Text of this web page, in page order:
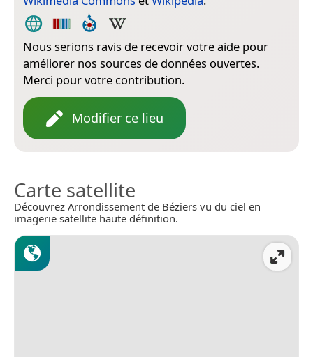
Nous serions ravis de recevoir votre aide pour
améliorer nos sources de données ouvertes.
Merci pour votre contribution.
Modifier ce lieu
Carte satellite
Découvrez Arrondissement de Béziers vu du ciel en
imagerie satellite haute définition.